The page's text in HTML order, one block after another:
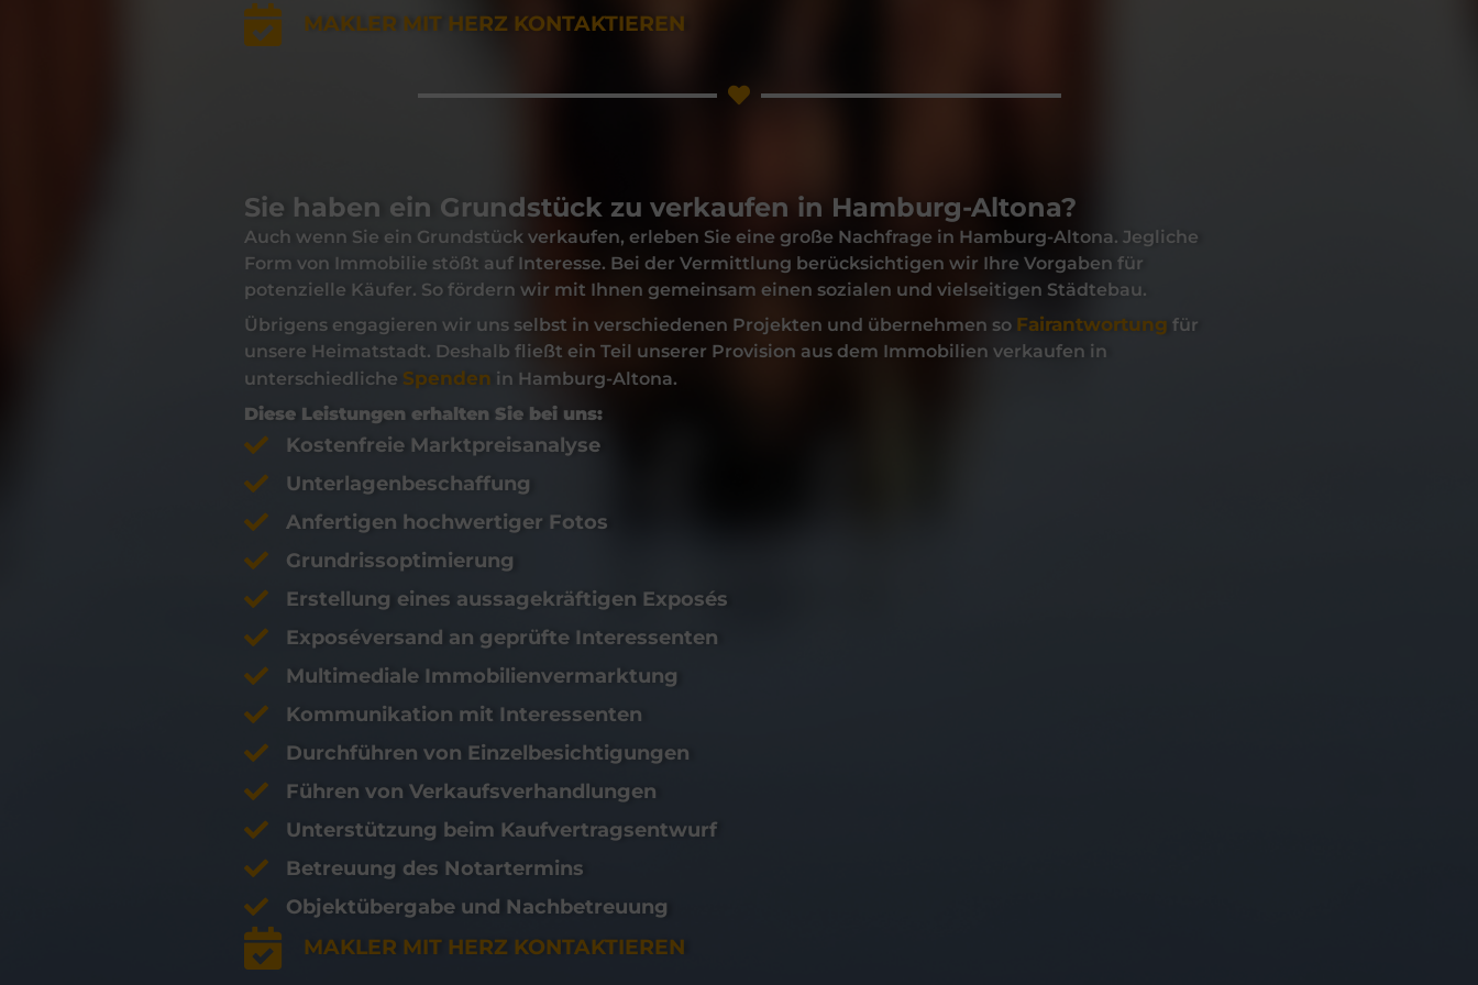
MAKLER MIT HERZ KONTAKTIEREN
Sie haben ein Grundstück zu verkaufen in Hamburg-Altona?
Auch wenn Sie ein Grundstück verkaufen, erleben Sie eine große Nachfrage in Hamburg-Altona. Jegliche
Form von Immobilie stößt auf Interesse. Bei der Vermittlung berücksichtigen wir Ihre Vorgaben für
potenzielle Käufer. So fördern wir mit Ihnen gemeinsam einen sozialen und vielseitigen Städtebau.
Übrigens engagieren wir uns selbst in verschiedenen Projekten und übernehmen so Fairantwortung für
unsere Heimatstadt. Deshalb fließt ein Teil unserer Provision aus dem Immobilien verkaufen in
unterschiedliche Spenden in Hamburg-Altona.
Diese Leistungen erhalten Sie bei uns:
Kostenfreie Marktpreisanalyse
Unterlagenbeschaffung
Anfertigen hochwertiger Fotos
Grundrissoptimierung
Erstellung eines aussagekräftigen Exposés
Exposéversand an geprüfte Interessenten
Multimediale Immobilienvermarktung
Kommunikation mit Interessenten
Durchführen von Einzelbesichtigungen
Führen von Verkaufsverhandlungen
Unterstützung beim Kaufvertragsentwurf
Betreuung des Notartermins
Objektübergabe und Nachbetreuung
MAKLER MIT HERZ KONTAKTIEREN